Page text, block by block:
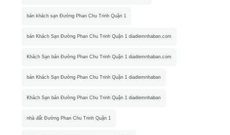
bán khách sạn Đường Phan Chu Trinh Quận 1
bán Khách Sạn Đường Phan Chu Trinh Quận 1 diadiemnhaban.com
Khách Sạn bán Đường Phan Chu Trinh Quận 1 diadiemnhaban.com
bán Khách Sạn Đường Phan Chu Trinh Quận 1 diadiemnhaban
Khách Sạn bán Đường Phan Chu Trinh Quận 1 diadiemnhaban
nhà đất Đường Phan Chu Trinh Quận 1